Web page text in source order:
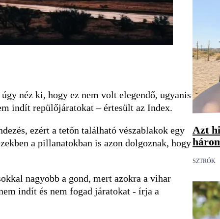
néz ki, hogy ez nem volt elegendő, ugyanis
indít repülőjáratokat – értesült az Index.
ezért a tetőn található vészablakok egy
a pillanatokban is azon dolgoznak, hogy
nagyobb a gond, mert azokra a vihar
indít és nem fogad járatokat - írja a
Azt
SZTRÓK